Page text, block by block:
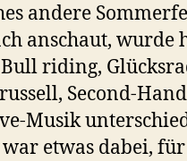
andere
anschaut, wurde
riding,
Second-
Musik
etwas dabei,